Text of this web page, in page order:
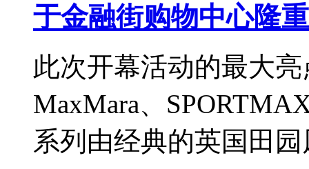
于金融街购物中心隆
此次开幕活动的最大
MaxMara、
系列由经典的英国田